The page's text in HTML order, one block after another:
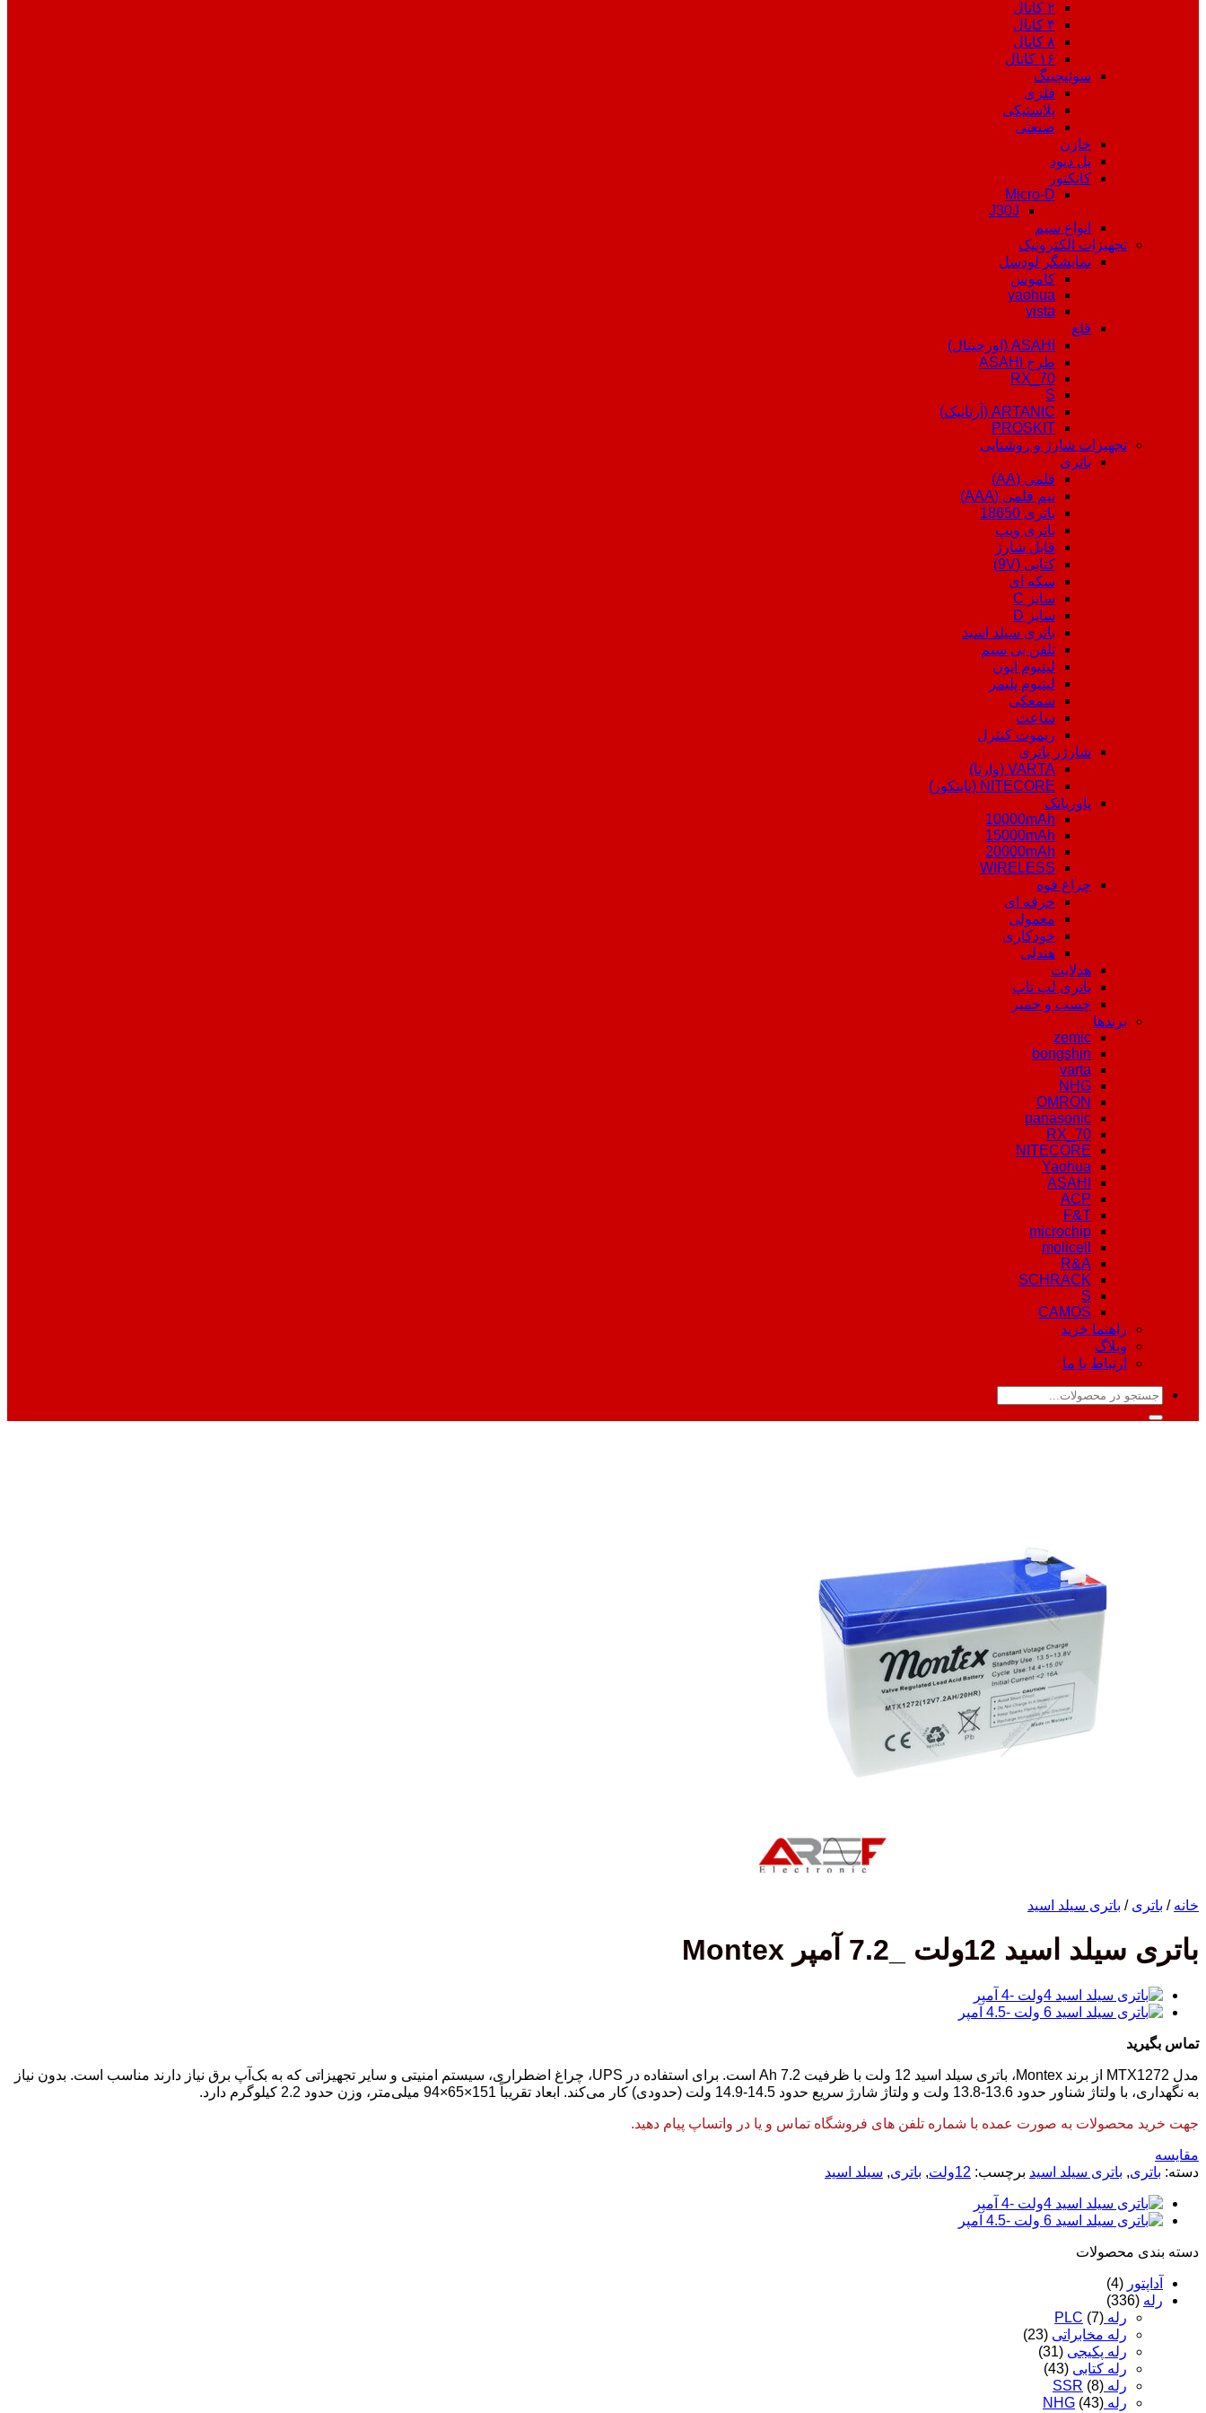
۲ کانال
۴ کانال
۸ کانال
۱۶ کانال
سوئیچینگ
فلزی
پلاستیکی
صنعتی
خازن
پل دیود
کانکتور
Micro-D
J30J
انواع سیم
تجهیزات الکترونیک
نمایشگر لودسل
کاموس
yaohua
vista
قلع
ASAHI (اورجینال)
طرح ASAHI
RX_70
S
ARTANIC (آرتانیک)
PROSKIT
تجهیزات شارژ و روشنایی
باتری
قلمی (AA)
نیم قلمی (AAA)
باتری 18650
باتری ویپ
قابل شارژ
کتابی (9V)
سکه ای
سایز C
سایز D
باتری سیلد اسید
تلفن بی سیم
لیتیوم ایون
لیتیوم پلیمر
سمعکی
ساعت
ریموت کنترل
شارژر باتری
VARTA (وارتا)
NITECORE (نایتکور)
پاوربانک
10000mAh
15000mAh
20000mAh
WIRELESS
چراغ قوه
حرفه ای
معمولی
خودکاری
هندلی
هدلایت
باتری لپ تاپ
چسب و خمیر
برندها
zemic
bongshin
varta
NHG
OMRON
panasonic
RX_70
NITECORE
Yaohua
ASAHI
ACP
F&T
microchip
molicell
R&A
SCHRACK
S
CAMOS
راهنما خرید
وبلاگ
ارتباط با ما
جستجو
خانه / باتری / باتری سیلد اسید
باتری سیلد اسید 12ولت _7.2 آمپر Montex
تماس بگیرید
مدل MTX1272 از برند Montex، باتری سیلد اسید 12 ولت با ظرفیت 7.2 Ah است. برای استفاده در UPS، چراغ اضطراری، سیستم امنیتی و سایر تجهیزاتی که به بک‌آپ برق نیاز دارند مناسب است. بدون نیاز
به نگهداری، با ولتاژ شناور حدود 13.6-13.8 ولت و ولتاژ شارژ سریع حدود 14.5-14.9 ولت (حدودی) کار می‌کند. ابعاد تقریباً 151×65×94 میلی‌متر، وزن حدود 2.2 کیلوگرم دارد.
جهت خرید محصولات به صورت عمده با شماره تلفن های فروشگاه تماس و یا در واتساپ پیام دهید.
مقایسه
دسته: باتری, باتری سیلد اسید برچسب: 12ولت , باتری, سیلد اسید
دسته‌ بندی محصولات
آداپتور (4)
رله (336)
رله PLC (7)
رله مخابراتی (23)
رله پکیجی (31)
رله کتابی (43)
رله SSR (8)
رله NHG (43)